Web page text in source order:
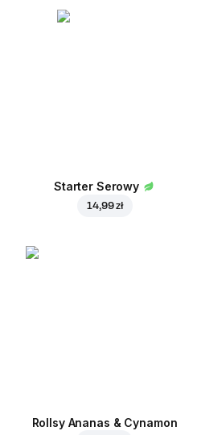
Starter Serowy
14,99 zł
Rollsy Ananas & Cynamon